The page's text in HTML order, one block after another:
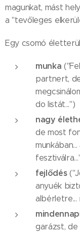
magunkat, mást
a "tevőleges
Egy csomó
munka
partnert,
do listát...")
nagy
de most
fejlődés
anyuék
albérletre...
garázst,